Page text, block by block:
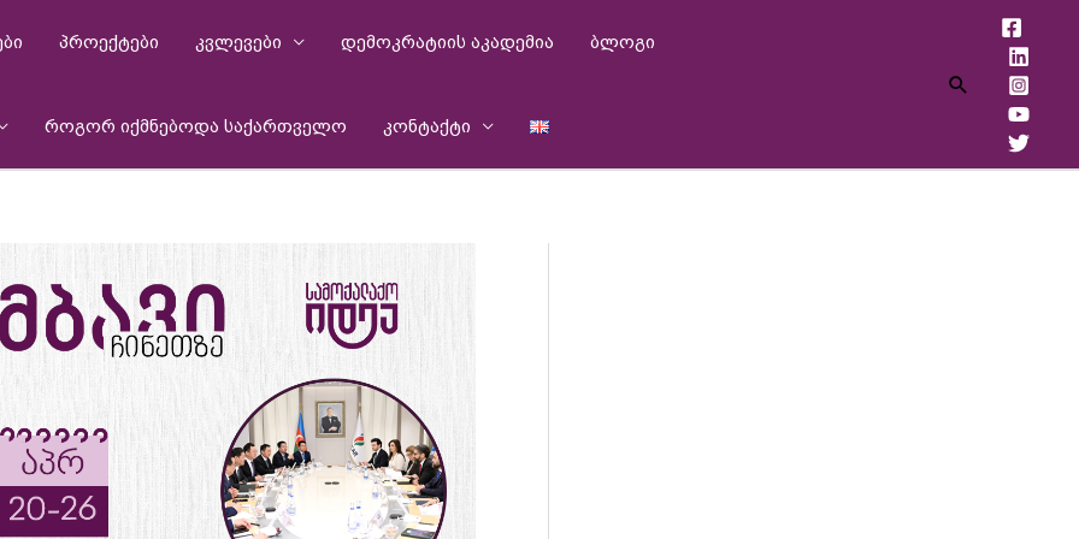
პროექტები კვლევები დემოკრატიის აკადემია ბლოგი
როგორ იქმნებოდა საქართველო კონტაქტი
Search